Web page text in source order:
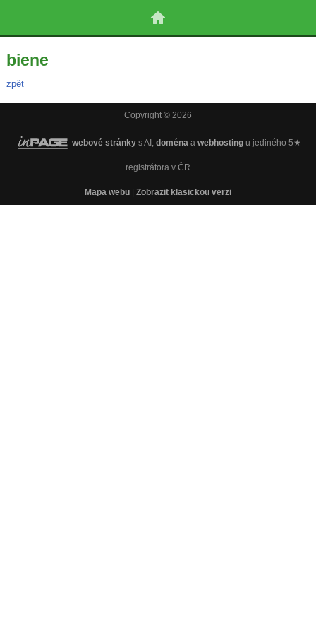
biene
zpět
Copyright © 2026
webové stránky s AI, doména a webhosting u jediného 5★
registrátora v ČR
Mapa webu Zobrazit klasickou verzi